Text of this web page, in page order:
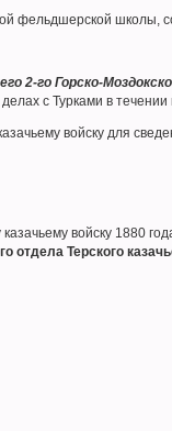
фельдшерской школы,
2-го Горско-
с Турками в
войску для
войску 1880
отдела Терского